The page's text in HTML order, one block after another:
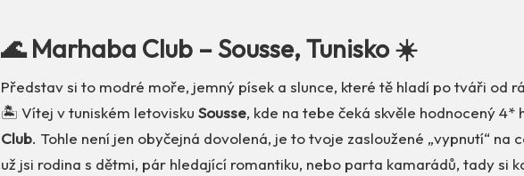
🌊 Marhaba Club – Sousse, Tunisko ☀️
Představ si to modré moře, jemný písek a slunce, které tě hladí po tváři od
🏝️ Vítej v tuniském letovisku Sousse, kde na tebe čeká skvěle hodnocený 4*
Club. Tohle není jen obyčejná dovolená, je to tvoje zasloužené „vypnutí“ na
už jsi rodina s dětmi, pár hledající romantiku, nebo parta kamarádů, tady si